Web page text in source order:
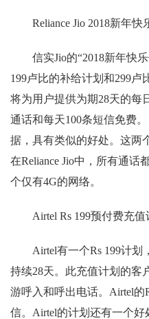
Reliance Jio 2018新年快
信实Jio的“2018新年快
199卢比的补给计划和299卢
将为用户提供为期28天的每
通话和每天100条短信免费
据，具有类似的好处。这两
在Reliance Jio中，所有通话
个仅有4G的网络。
Airtel Rs 199预付费充值
Airtel有一个Rs 199计划
持续28天。此充值计划的客
游呼入和呼出电话。Airtel的
信。Airtel的计划还有一个